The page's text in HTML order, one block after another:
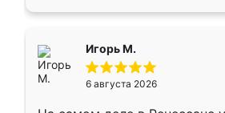
Игорь М.
6 августа 2026